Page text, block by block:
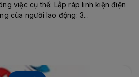
việc cụ thể: Lắp ráp linh kiện điện
của người lao động: 3...